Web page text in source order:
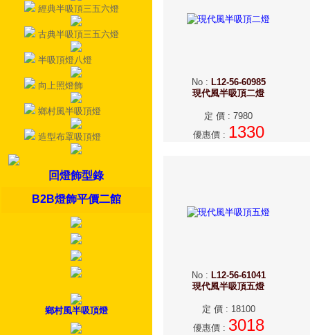
經典半吸頂三五六燈
古典半吸頂三五六燈
半吸頂燈八燈
向上照燈飾
鄉村風半吸頂燈
造型布罩吸頂燈
回燈飾型錄
B2B燈飾平價二館
鄉村風半吸頂燈
No: L12-56-60985
現代風半吸頂二燈
定 價 : 7980
優惠價: 1330
No: L12-56-61041
現代風半吸頂五燈
定 價: 18100
優惠價: 3018